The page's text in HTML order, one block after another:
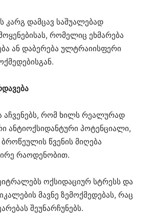
კარგ დამცავ საშუალებად
რომელიც ეხმარება
ან დაბერება ულტრაიისფერი
აჩვენებს, რომ ხილს რეალურად
ანტიოქსიდანტური პოტენციალი,
ბროწეულის წვენის მიღება
რაოდენობით.
ოქსიდაციურ სტრესს და
მავნე ზემოქმედებას, რაც
შეუნარჩუნებს.